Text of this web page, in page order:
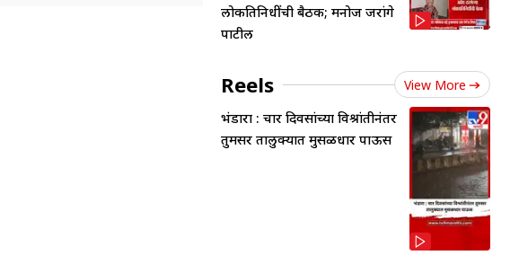
लोकप्रतिनिधींची बैठक; मनोज जरांगे
पाटील
Reels View More
भंडारा : चार दिवसांच्या विश्रांतीनंतर
तुमसर तालुक्यात मुसळधार पाऊस